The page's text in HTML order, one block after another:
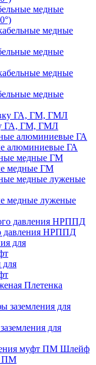
медные
медные
медные
ГА, ГМ, ГМЛ
алюминиевые ГА
медные ГМ
медные луженые
давления НРППД
для
Плетенка
для
Шлейф
ПМ